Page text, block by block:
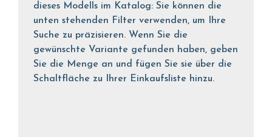
dieses Modells im Katalog: Sie können die
unten stehenden Filter verwenden, um Ihre
Suche zu präzisieren. Wenn Sie die
gewünschte Variante gefunden haben, geben
Sie die Menge an und fügen Sie sie über die
Schaltfläche zu Ihrer Einkaufsliste hinzu.